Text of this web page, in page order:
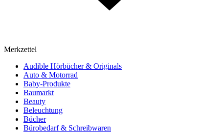
Merkzettel
Audible Hörbücher & Originals
Auto & Motorrad
Baby-Produkte
Baumarkt
Beauty
Beleuchtung
Bücher
Bürobedarf & Schreibwaren